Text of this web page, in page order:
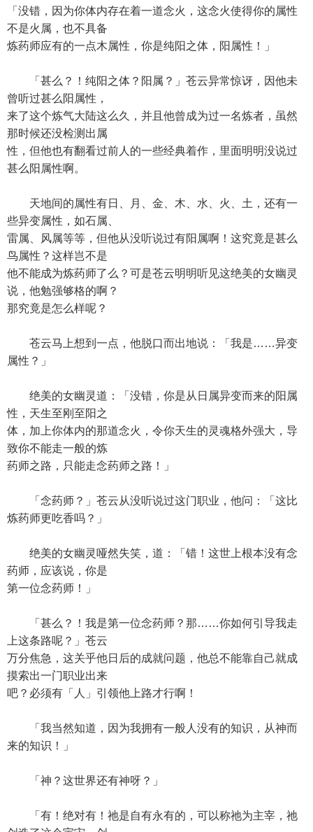
「没错，因为你体内存在着一道念火，这念火使得你的属性
不是火属，也不具备
炼药师应有的一点木属性，你是纯阳之体，阳属性！」
「甚么？！纯阳之体？阳属？」苍云异常惊讶，因他未
曾听过甚么阳属性，
来了这个炼气大陆这么久，并且他曾成为过一名炼者，虽然
那时候还没检测出属
性，但他也有翻看过前人的一些经典着作，里面明明没说过
甚么阳属性啊。
天地间的属性有日、月、金、木、水、火、土，还有一
些异变属性，如石属、
雷属、风属等等，但他从没听说过有阳属啊！这究竟是甚么
鸟属性？这样岂不是
他不能成为炼药师了么？可是苍云明明听见这绝美的女幽灵
说，他勉强够格的啊？
那究竟是怎么样呢？
苍云马上想到一点，他脱口而出地说：「我是……异变
属性？」
绝美的女幽灵道：「没错，你是从日属异变而来的阳属
性，天生至刚至阳之
体，加上你体内的那道念火，令你天生的灵魂格外强大，导
致你不能走一般的炼
药师之路，只能走念药师之路！」
「念药师？」苍云从没听说过这门职业，他问：「这比
炼药师更吃香吗？」
绝美的女幽灵哑然失笑，道：「错！这世上根本没有念
药师，应该说，你是
第一位念药师！」
「甚么？！我是第一位念药师？那……你如何引导我走
上这条路呢？」苍云
万分焦急，这关乎他日后的成就问题，他总不能靠自己就成
摸索出一门职业出来
吧？必须有「人」引领他上路才行啊！
「我当然知道，因为我拥有一般人没有的知识，从神而
来的知识！」
「神？这世界还有神呀？」
「有！绝对有！祂是自有永有的，可以称祂为主宰，祂